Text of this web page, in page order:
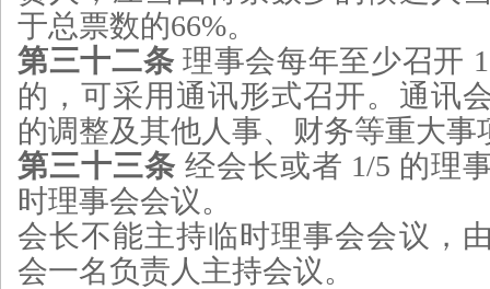
于总票数的66%。
第三十二条 理事会每年至少召开
的，可采用通讯形式召开。通讯
的调整及其他人事、财务等重大事
第三十三条 经会长或者 1/5 的理
时理事会会议。
会长不能主持临时理事会会议，
会一名负责人主持会议。